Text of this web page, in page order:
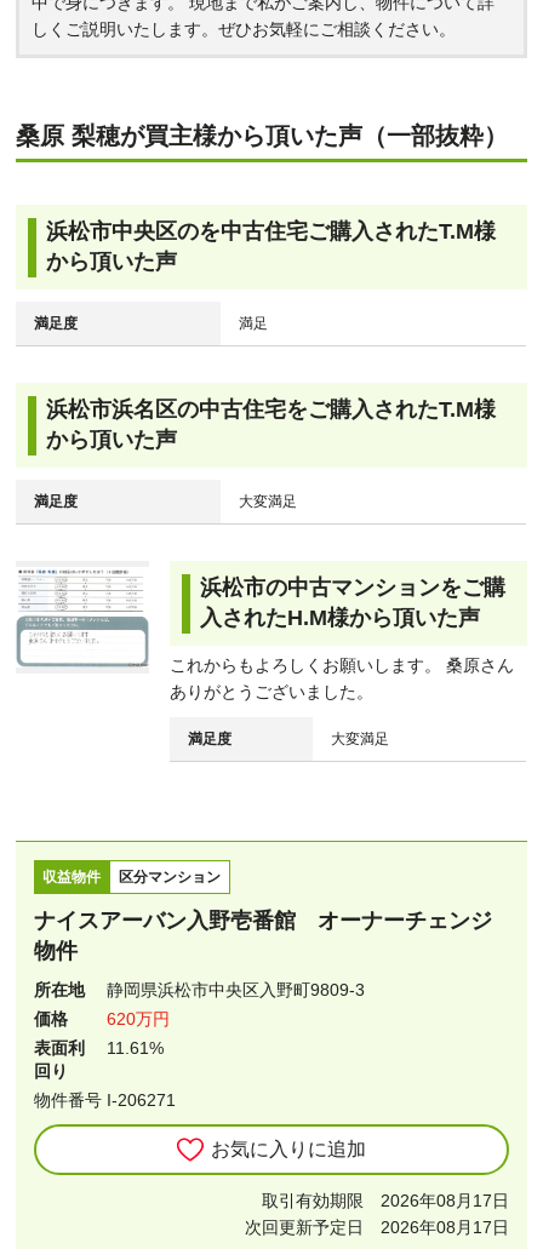
しくご説明いたします。ぜひお気軽にご相談ください。
桑原 梨穂が買主様から頂いた声（一部抜粋）
浜松市中央区のを中古住宅ご購入されたT.M様
から頂いた声
満足度 満足
浜松市浜名区の中古住宅をご購入されたT.M様
から頂いた声
満足度 大変満足
浜松市の中古マンションをご購
入されたH.M様から頂いた声
これからもよろしくお願いします。 桑原さん
ありがとうございました。
満足度 大変満足
収益物件 区分マンション
ナイスアーバン入野壱番館 オーナーチェンジ
物件
所在地
静岡県浜松市中央区入野町9809-3
価格
620万円
表面利
回り
11.61%
物件番号 I-206271
お気に入りに追加
取引有効期限 2026年08月17日
次回更新予定日 2026年08月17日